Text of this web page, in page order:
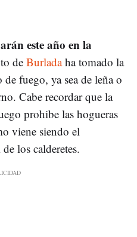
este año en la
de Burladaha tomado la
fuego, ya sea de leña o
Cabe recordar que la
prohibe las hogueras
viene siendo el
los calderetes.